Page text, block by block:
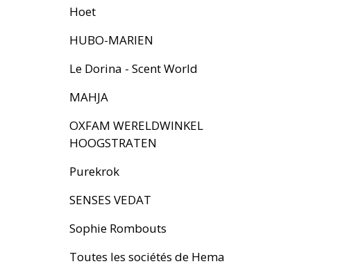
Hoet
HUBO-MARIEN
Le Dorina - Scent World
MAHJA
OXFAM WERELDWINKEL
HOOGSTRATEN
Purekrok
SENSES VEDAT
Sophie Rombouts
Toutes les sociétés de Hema